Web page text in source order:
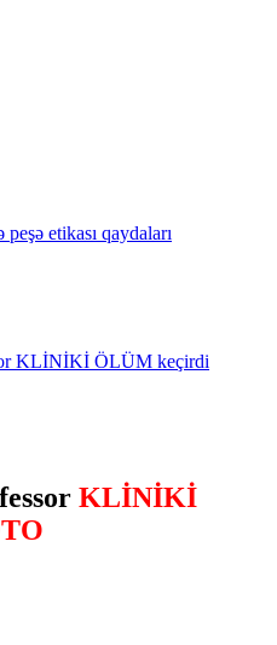
etikası qaydaları
KLİNİKİ